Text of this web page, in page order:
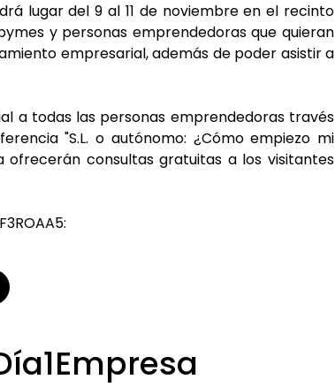
lugar del 9 al 11 de noviembre en el recinto
y personas emprendedoras que quieran
empresarial, además de poder asistir a
a todas las personas emprendedoras través
"S.L. o autónomo: ¿Cómo empiezo mi
ofrecerán consultas gratuitas a los visitantes